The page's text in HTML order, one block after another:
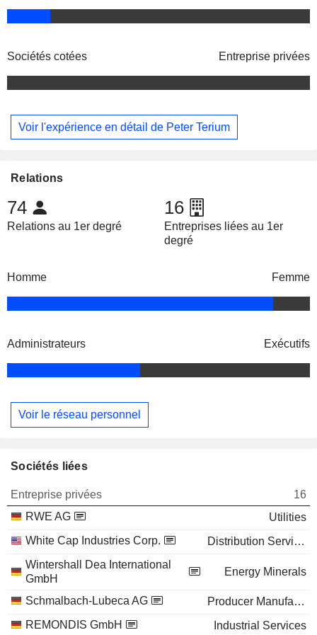
Sociétés cotées Entreprise privées
Voir l'expérience en détail de Peter Terium
Relations
74
Relations au 1er degré
16
Entreprises liées au 1er
degré
Homme Femme
Administrateurs Exécutifs
Voir le réseau personnel
Sociétés liées
Entreprise privées
16
RWE AG
Utilities
White Cap Industries Corp.
Distribution Services
Wintershall Dea International
GmbH
Energy Minerals
Schmalbach-Lubeca AG
Producer Manufacturing
REMONDIS GmbH
Industrial Services